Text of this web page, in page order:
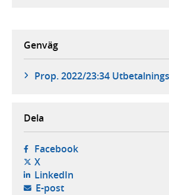
Genväg
Prop. 2022/23:34
Dela
Facebook- öppnas i ny flik,
X- öppnas i ny flik, extern
LinkedIn- öppnas i ny flik,
E-post- öppnar din e-